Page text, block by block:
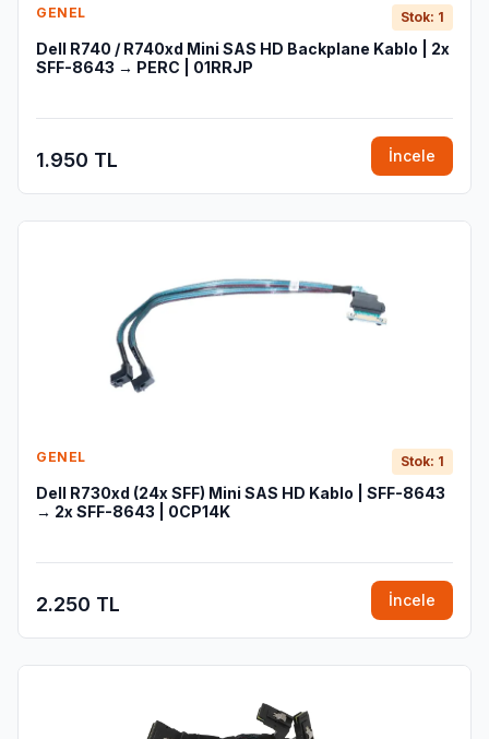
GENEL Stok: 1
Dell R740 / R740xd Mini SAS HD Backplane Kablo | 2x
SFF-8643 → PERC | 01RRJP
1.950 TL İncele
GENEL Stok: 1
Dell R730xd (24x SFF) Mini SAS HD Kablo | SFF-8643
→ 2x SFF-8643 | 0CP14K
2.250 TL İncele